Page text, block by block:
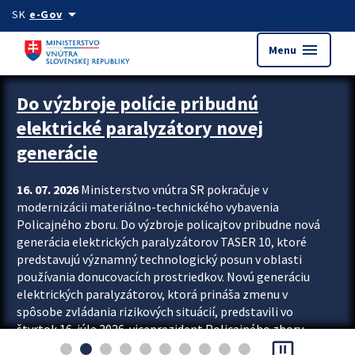
Preskocit na hlavný obsah
SK e-Govarrow_drop_down
Menu menu
Zastavit automatický posun upútavok
Do výzbroje polície pribudnú
elektrické paralyzátory novej
generácie
16. 07. 2026Ministerstvo vnútra SR pokračuje v
modernizácii materiálno-technického vybavenia
Policajného zboru. Do výzbroje policajtov pribudne nová
generácia elektrických paralyzátorov TASER 10, ktoré
predstavujú významný technologický posun v oblasti
používania donucovacích prostriedkov. Novú generáciu
elektrických paralyzátorov, ktorá prináša zmenu v
spôsobe zvládania rizikových situácií, predstavili vo
štvrtok 16. júla 2026 viceprezident Policajného zboru
Rastislav Polakovič a riaditeľ odboru výcviku...